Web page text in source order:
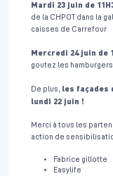
Mardi 23 juin de
de la CHPOT dans la
caisses de Carrefour
Mercredi 24 juin de
goutez les
De plus, les façades
lundi 22 juin !
Merci à tous les
action de
Fabrice gillotte
Easylife